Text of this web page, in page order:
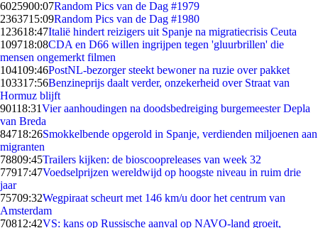
6025900:07Random Pics van de Dag #1979
2363715:09Random Pics van de Dag #1980
123618:47Italië hindert reizigers uit Spanje na migratiecrisis Ceuta
109718:08CDA en D66 willen ingrijpen tegen 'gluurbrillen' die
mensen ongemerkt filmen
104109:46PostNL-bezorger steekt bewoner na ruzie over pakket
103317:56Benzineprijs daalt verder, onzekerheid over Straat van
Hormuz blijft
90118:31Vier aanhoudingen na doodsbedreiging burgemeester Depla
van Breda
84718:26Smokkelbende opgerold in Spanje, verdienden miljoenen aan
migranten
78809:45Trailers kijken: de bioscoopreleases van week 32
77917:47Voedselprijzen wereldwijd op hoogste niveau in ruim drie
jaar
75709:32Wegpiraat scheurt met 146 km/u door het centrum van
Amsterdam
70812:42VS: kans op Russische aanval op NAVO-land groeit,